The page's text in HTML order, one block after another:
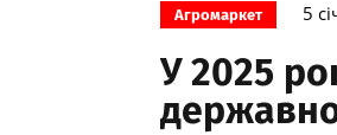
Агромаркет 5
У 2025